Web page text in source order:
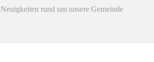
rund um unsere Gemeinde